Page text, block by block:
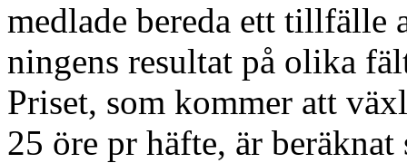
medlade bereda ett tillfälle
ningens resultat på olika
Priset, som kommer att
25 öre pr häfte, är